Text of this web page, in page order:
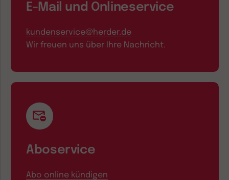
E-Mail und Onlineservice
kundenservice@herder.de
Wir freuen uns über Ihre Nachricht.
Aboservice
Abo online kündigen